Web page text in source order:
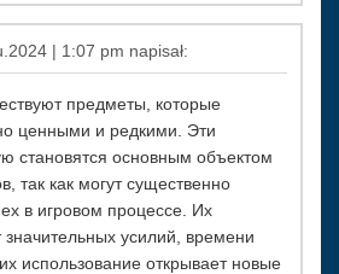
| 1:07 pm napisał:
предметы, которые
ценными и редкими. Эти
становятся основным объектом
так как могут существенно
в игровом процессе. Их
значительных усилий, времени
использование открывает новые